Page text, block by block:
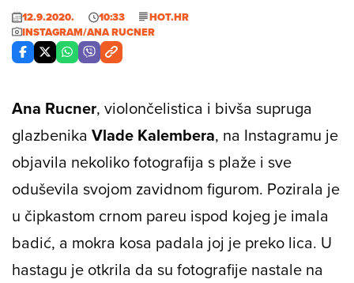
12.9.2020. 10:33
HOT.HR
INSTAGRAM/ANA RUCNER
Ana Rucner, violončelistica i bivša supruga
glazbenika Vlade Kalembera, na Instagramu je
objavila nekoliko fotografija s plaže i sve
oduševila svojom zavidnom figurom. Pozirala je
u čipkastom crnom pareu ispod kojeg je imala
badić, a mokra kosa padala joj je preko lica. U
hastagu je otkrila da su fotografije nastale na